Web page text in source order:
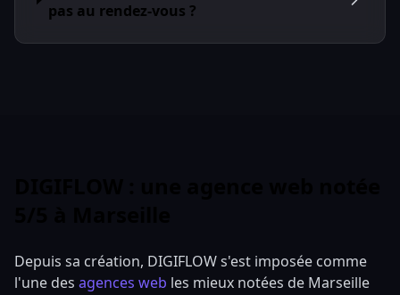
pas au rendez-vous ?
Depuis sa création, DIGIFLOW s'est imposée comme
l'une des agences web les mieux notées de Marseille